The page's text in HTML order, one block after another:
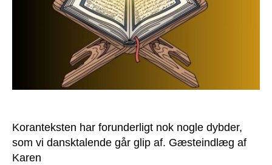
glip
af
Koranteksten har forunderligt nok nogle dybder,
som vi dansktalende går glip af. Gæsteindlæg af
Karen